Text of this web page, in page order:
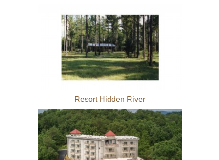
Resort Hidden River